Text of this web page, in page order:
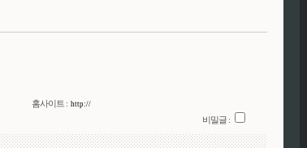
홈사이트 :
비밀글 :